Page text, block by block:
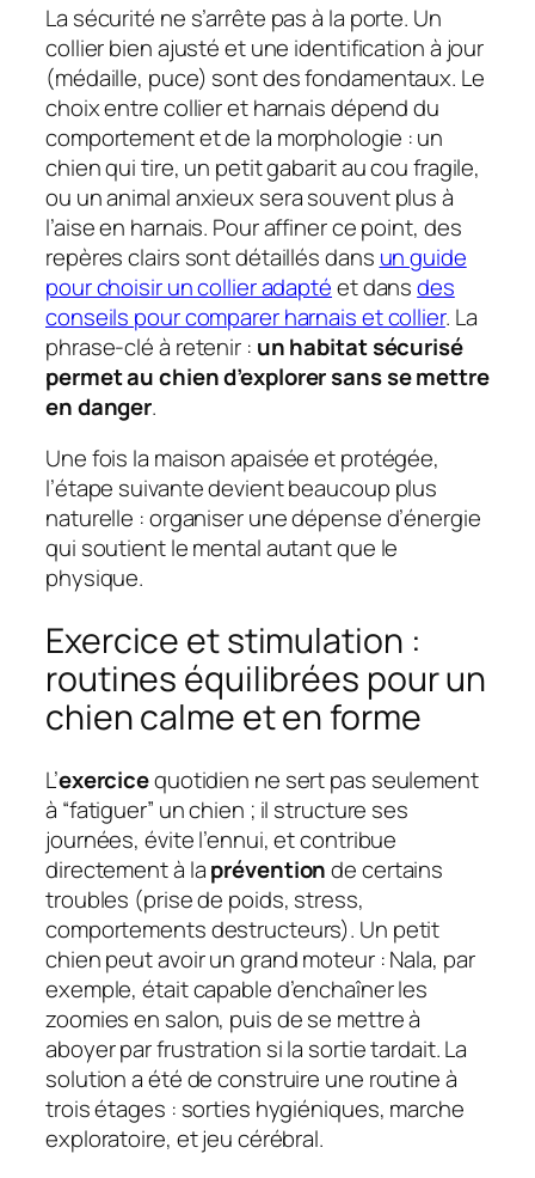
La sécurité ne s’arrête pas à la porte. Un
collier bien ajusté et une identification à jour
(médaille, puce) sont des fondamentaux. Le
choix entre collier et harnais dépend du
comportement et de la morphologie : un
chien qui tire, un petit gabarit au cou fragile,
ou un animal anxieux sera souvent plus à
l’aise en harnais. Pour affiner ce point, des
repères clairs sont détaillés dans un guide
pour choisir un collier adaptéet dansdes
conseils pour comparer harnais et collier. La
phrase-clé à retenir : un habitat sécurisé
permet au chien d’explorer sans se mettre
en danger.
Une fois la maison apaisée et protégée,
l’étape suivante devient beaucoup plus
naturelle : organiser une dépense d’énergie
qui soutient le mental autant que le
physique.
Exercice et stimulation :
routines équilibrées pour un
chien calme et en forme
L’exercicequotidien ne sert pas seulement
à “fatiguer” un chien ; il structure ses
journées, évite l’ennui, et contribue
directement à lapréventionde certains
troubles (prise de poids, stress,
comportements destructeurs). Un petit
chien peut avoir un grand moteur : Nala, par
exemple, était capable d’enchaîner les
zoomies en salon, puis de se mettre à
aboyer par frustration si la sortie tardait. La
solution a été de construire une routine à
trois étages : sorties hygiéniques, marche
exploratoire, et jeu cérébral.